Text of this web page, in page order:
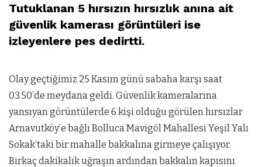
Tutuklanan 5 hırsızın hırsızlık anına ait
güvenlik kamerası görüntüleri ise
izleyenlere pes dedirtti.
Olay geçtiğimiz 25 Kasım günü sabaha karşı saat
03.50’de meydana geldi. Güvenlik kameralarına
yansıyan görüntülerde 6 kişi olduğu görülen hırsızlar
Arnavutköy’e bağlı Bolluca Mavigöl Mahallesi Yeşil Yalı
Sokak’taki bir mahalle bakkalına girmeye çalışıyor.
Birkaç dakikalık uğraşın ardından bakkalın kapısını